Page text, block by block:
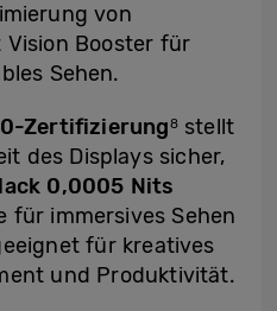
von
Booster für
Sehen.
Zertifizierung8stellt
des Displays sicher,
0,0005 Nits
für immersives Sehen
für kreatives
und Produktivität.